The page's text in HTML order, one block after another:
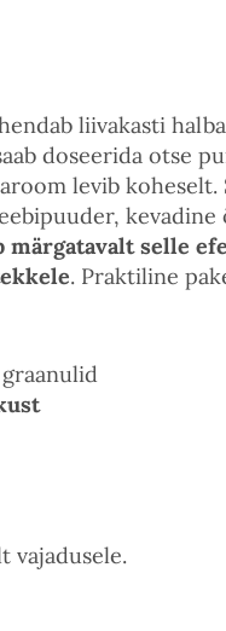
liivakasti
doseerida otse
levib koheselt.
selle
. Praktiline
vajadusele.